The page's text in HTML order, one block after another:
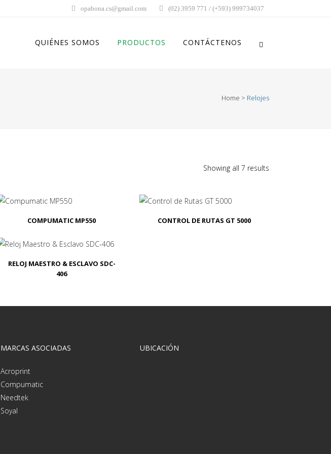
opabona.cs@gmail.com (02) 3959 771 / (+593) 999734037
QUIÉNES SOMOS PRODUCTOS CONTÁCTENOS
Home > Relojes
Showing all 7 results
COMPUMATIC MP550 CONTROL DE RUTAS GT 5000
RELOJ MAESTRO & ESCLAVO SDC-
406
MARCAS ASOCIADAS
Acroprint
Compumatic
Needtek
Soyal
UBICACIÓN